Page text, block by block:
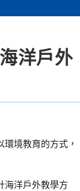
洋戶外
境教育的方式，
海洋戶外教學方